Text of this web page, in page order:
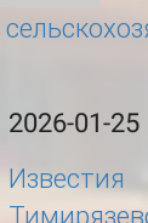
2026-01-25
Известия